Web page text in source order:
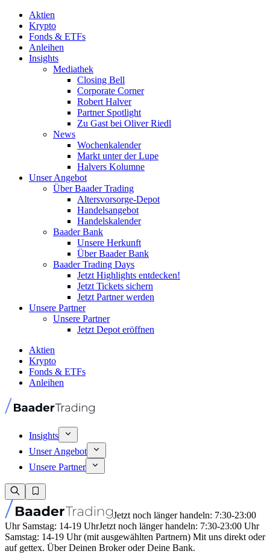
Aktien
Krypto
Fonds & ETFs
Anleihen
Insights
Mediathek
Closing Bell
Corporate Corner
Robert Halver
Partner Spotlight
Zu Gast bei Oliver Riedl
News
Wochenkalender
Markt unter der Lupe
Halvers Kolumne
Unser Angebot
Über Baader Trading
Altersvorsorge-Depot
Handelsangebot
Handelskalender
Baader Bank
Unsere Herkunft
Über Baader Bank
Baader Trading Days
Jetzt Highlights entdecken!
Jetzt Tickets sichern
Jetzt Partner werden
Unsere Partner
Unsere Partner
Jetzt Depot eröffnen
Aktien
Krypto
Fonds & ETFs
Anleihen
Insights
Unser Angebot
Unsere Partner
Jetzt noch länger handeln: 7:30-23:00
Uhr Samstag: 14-19 UhrJetzt noch länger handeln: 7:30-23:00 Uhr
Samstag: 14-19 Uhr (mit ausgewählten Partnern) Mit uns direkt oder
auf gettex. Über Deinen Broker oder Deine Bank.